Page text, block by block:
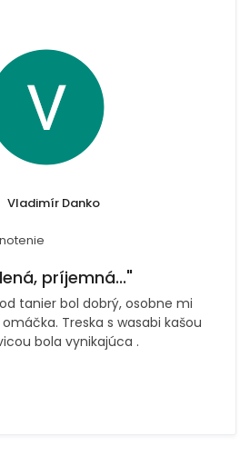
Vladimír Danko
príjemná..."
tanier bol dobrý, osobne mi
Treska s wasabi kašou
bola vynikajúca .